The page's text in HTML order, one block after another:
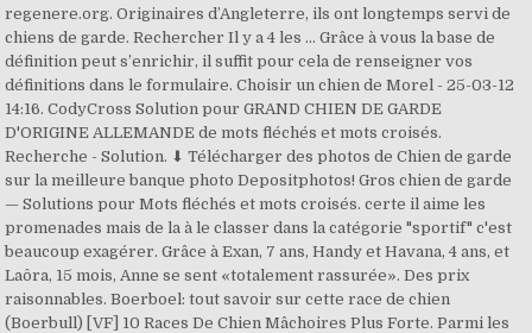
regenere.org. Originaires d’Angleterre, ils ont longtemps servi de
chiens de garde. Rechercher Il y a 4 les ... Grâce à vous la base de
définition peut s’enrichir, il suffit pour cela de renseigner vos
définitions dans le formulaire. Choisir un chien de Morel - 25-03-12
14:16. CodyCross Solution pour GRAND CHIEN DE GARDE
D'ORIGINE ALLEMANDE de mots fléchés et mots croisés.
Recherche - Solution. ⬇ Télécharger des photos de Chien de garde
sur la meilleure banque photo Depositphotos! Gros chien de garde
— Solutions pour Mots fléchés et mots croisés. certe il aime les
promenades mais de la à le classer dans la catégorie "sportif" c'est
beaucoup exagérer. Grâce à Exan, 7 ans, Handy et Havana, 4 ans, et
Laôra, 15 mois, Anne se sent «totalement rassurée». Des prix
raisonnables. Boerboel: tout savoir sur cette race de chien
(Boerbull) [VF] 10 Races De Chien Mâchoires Plus Forte. Parmi les